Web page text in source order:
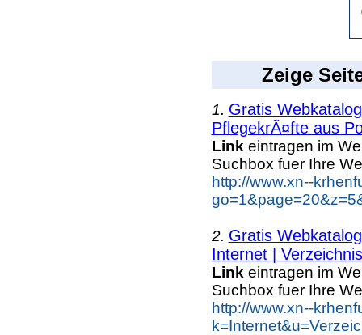
Zeige
1. Gratis
PflegekrÃ¤fte aus
Link eintragen im
Suchbox fuer Ihre
http://www.xn--
2. Gratis
Internet | Verzeichnis
Link eintragen im
Suchbox fuer Ihre
http://www.xn--